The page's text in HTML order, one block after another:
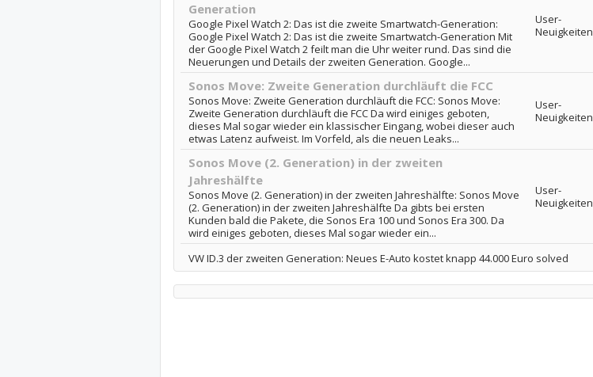
Generation
Google Pixel Watch 2: Das ist die zweite Smartwatch-Generation:
Google Pixel Watch 2: Das ist die zweite Smartwatch-Generation Mit
der Google Pixel Watch 2 feilt man die Uhr weiter rund. Das sind die
Neuerungen und Details der zweiten Generation. Google...
User-
Neuigkeiten
Sonos Move: Zweite Generation durchläuft die FCC
Sonos Move: Zweite Generation durchläuft die FCC: Sonos Move:
Zweite Generation durchläuft die FCC Da wird einiges geboten,
dieses Mal sogar wieder ein klassischer Eingang, wobei dieser auch
etwas Latenz aufweist. Im Vorfeld, als die neuen Leaks...
User-
Neuigkeiten
Sonos Move (2. Generation) in der zweiten
Jahreshälfte
Sonos Move (2. Generation) in der zweiten Jahreshälfte: Sonos Move
(2. Generation) in der zweiten Jahreshälfte Da gibts bei ersten
Kunden bald die Pakete, die Sonos Era 100 und Sonos Era 300. Da
wird einiges geboten, dieses Mal sogar wieder ein...
User-
Neuigkeiten
VW ID.3 der zweiten Generation: Neues E-Auto kostet knapp 44.000 Euro solved